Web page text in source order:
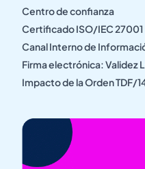
Centro de confianza
Certificado ISO/IEC 27001
Canal Interno de
Firma electrónica: Validez
Impacto de la Orden TDF/